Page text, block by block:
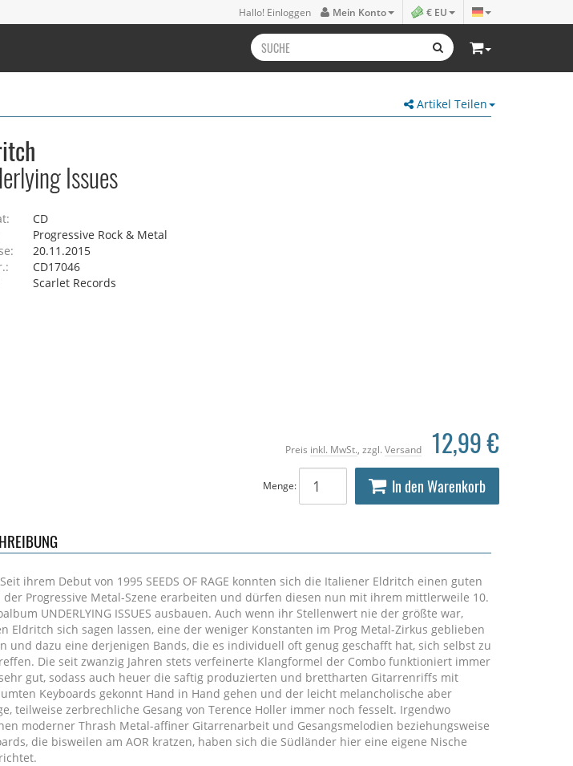
Hallo! Einloggen Mein Konto € EU
Artikel Teilen
Issues
CD
Progressive Rock & Metal
20.11.2015
CD17046
Scarlet Records
Preis inkl. MwSt. , zzgl. Versand 12,99 €
Menge: In den Warenkorb
ihrem Debut von 1995 SEEDS OF RAGE konnten sich die Italiener Eldritch einen guten
der Progressive Metal-Szene erarbeiten und dürfen diesen nun mit ihrem mittlerweile 10.
UNDERLYING ISSUES ausbauen. Auch wenn ihr Stellenwert nie der größte war,
Eldritch sich sagen lassen, eine der weniger Konstanten im Prog Metal-Zirkus geblieben
und dazu eine derjenigen Bands, die es individuell oft genug geschafft hat, sich selbst zu
Die seit zwanzig Jahren stets verfeinerte Klangformel der Combo funktioniert immer
gut, sodass auch heuer die saftig produzierten und brettharten Gitarrenriffs mit
Keyboards gekonnt Hand in Hand gehen und der leicht melancholische aber
teilweise zerbrechliche Gesang von Terence Holler immer noch fesselt. Irgendwo
moderner Thrash Metal-affiner Gitarrenarbeit und Gesangsmelodien beziehungsweise
die bisweilen am AOR kratzen, haben sich die Südländer hier eine eigene Nische